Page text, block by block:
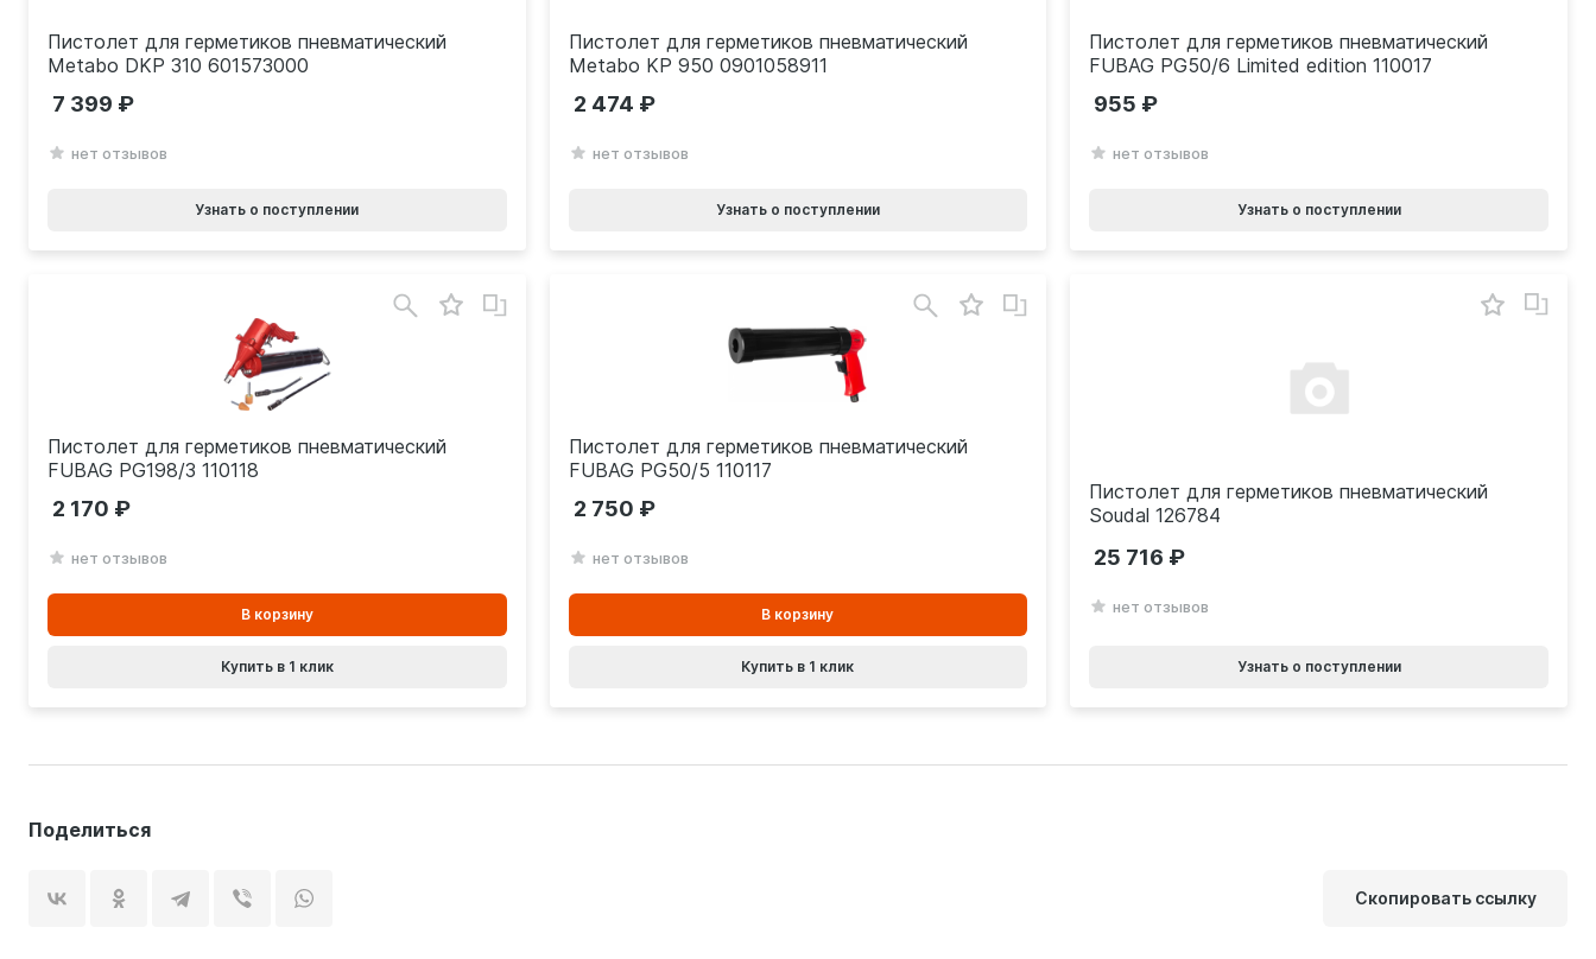
Пистолет для герметиков пневматический
Metabo DKP 310 601573000
нет отзывов
7 399
Узнать о поступлении
Пистолет для герметиков пневматический
Metabo KP 950 0901058911
нет отзывов
2 474
Узнать о поступлении
Пистолет для герметиков пневматический
FUBAG PG50/6 Limited edition 110017
нет отзывов
955
Узнать о поступлении
Пистолет для герметиков пневматический
FUBAG PG198/3 110118
нет отзывов
2 170
В корзину
Купить в 1 клик
Пистолет для герметиков пневматический
FUBAG PG50/5 110117
нет отзывов
2 750
В корзину
Купить в 1 клик
Пистолет для герметиков пневматический
Soudal 126784
нет отзывов
25 716
Узнать о поступлении
Поделиться
Скопировать ссылку